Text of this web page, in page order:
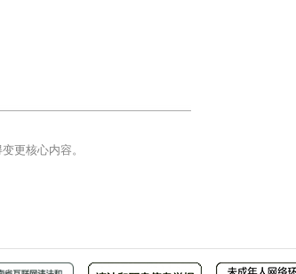
更核心内容。